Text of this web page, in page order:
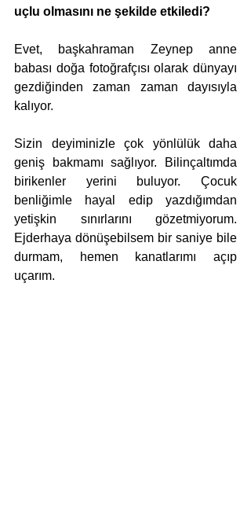
uçlu olmasını ne şekilde etkiledi?
Evet, başkahraman Zeynep anne
babası doğa fotoğrafçısı olarak dünyayı
gezdiğinden zaman zaman dayısıyla
kalıyor.
Sizin deyiminizle çok yönlülük daha
geniş bakmamı sağlıyor. Bilinçaltımda
birikenler yerini buluyor. Çocuk
benliğimle hayal edip yazdığımdan
yetişkin sınırlarını gözetmiyorum.
Ejderhaya dönüşebilsem bir saniye bile
durmam, hemen kanatlarımı açıp
uçarım.